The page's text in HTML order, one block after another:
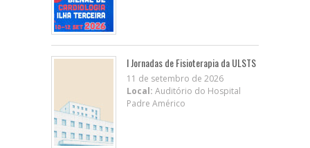
I Jornadas de Fisioterapia da ULSTS
11 de setembro de 2026
Local: Auditório do Hospital
Padre Américo